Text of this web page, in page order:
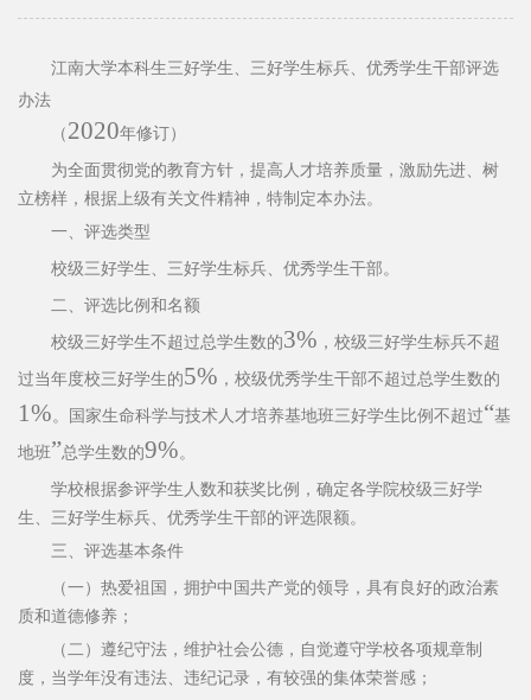
江南大学本科生三好学生、三好学生标兵、 优秀学生干部评选
办法
（ 2020年修订）
为全面贯彻党的教育方针，提高人才培养质量，激励先进、 树
立榜样，根据上级有关文件精神，特制定本办法。
一、评选类型
校级三好学生、三好学生标兵、优秀学生干部。
二、评选比例和名额
校级三好学生不超过总学生数的3% ，校级三好学生标兵不超
过当年度校三好学生的5% ，校级优秀学生干部不超过总学生数的
1% 。国家生命科学与技术人才培养基地班三好学生比例不超过“基
地班”总学生数的9% 。
学校根据参评学生人数和获奖比例，确定各学院校级三好学
生、三好学生标兵、优秀学生干部的评选限额。
三、评选基本条件
（一）热爱祖国，拥护中国共产党的领导，具有良好的政治素
质和道德修养；
（二）遵纪守法，维护社会公德，自觉遵守学校各项规章制
度，当学年没有违法、违纪记录，有较强的集体荣誉感；